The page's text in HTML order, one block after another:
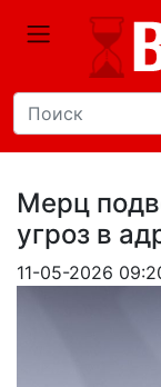
Мерц
угроз в
11-05-2026